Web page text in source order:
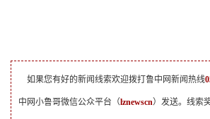
如果您有好的新闻线索欢迎拨打鲁中网新闻热线
中网小鲁哥微信公众平台（lznewscn）发送。线索